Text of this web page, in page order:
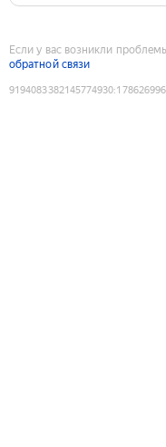
Если у вас возникли
обратной связи
9194083382145774930: